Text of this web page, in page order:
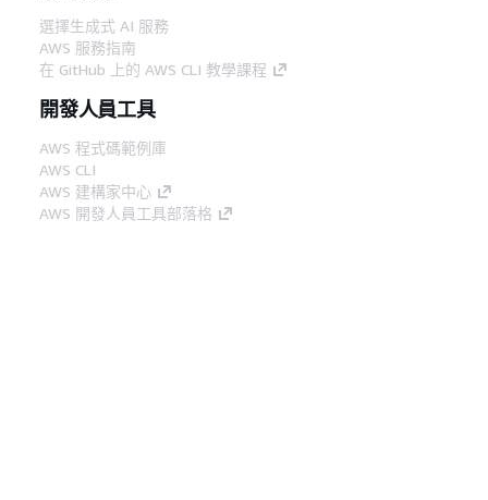
選擇生成式 AI 服務
AWS 服務指南
在 GitHub 上的 AWS CLI 教學課程
開發人員工具
AWS 程式碼範例庫
AWS CLI
AWS 建構家中心
AWS 開發人員工具部落格